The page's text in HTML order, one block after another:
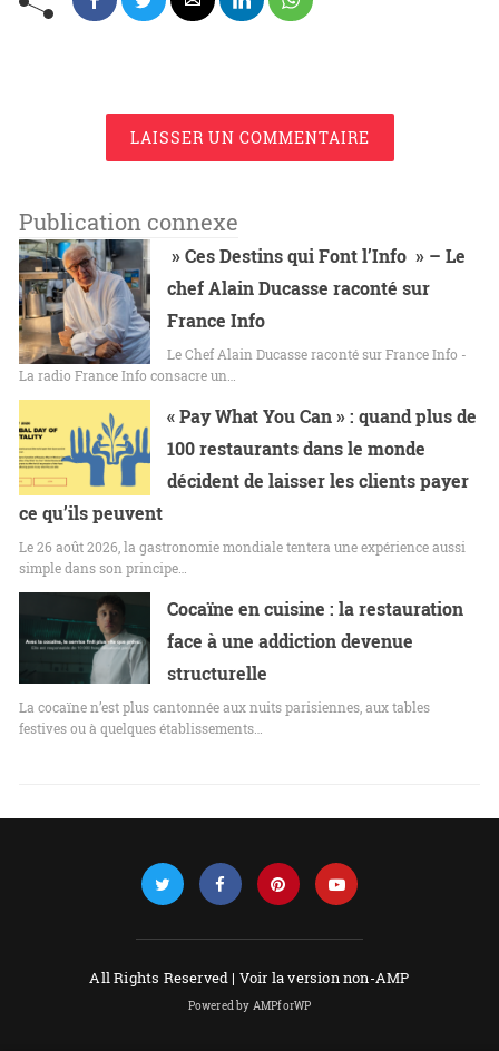
LAISSER UN COMMENTAIRE
Publication connexe
» Ces Destins qui Font l’Info » – Le
chef Alain Ducasse raconté sur
France Info
Le Chef Alain Ducasse raconté sur France Info -
La radio France Info consacre un…
« Pay What You Can » : quand plus de
100 restaurants dans le monde
décident de laisser les clients payer
ce qu’ils peuvent
Le 26 août 2026, la gastronomie mondiale tentera une expérience aussi
simple dans son principe…
Cocaïne en cuisine : la restauration
face à une addiction devenue
structurelle
La cocaïne n’est plus cantonnée aux nuits parisiennes, aux tables
festives ou à quelques établissements…
All Rights Reserved | Voir la version non-AMP
Powered by AMPforWP